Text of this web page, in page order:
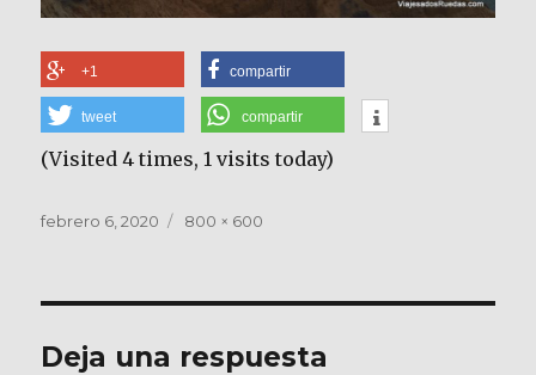
+1 compartir
tweet compartir
(Visited 4 times, 1 visits today)
Publicado
febrero 6, 2020
Tamaño
800 × 600
Deja una respuesta